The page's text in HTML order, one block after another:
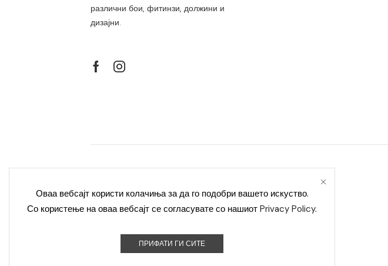
различни бои, фитинзи, должини и
дизајни.
Политика за колачиња
Контакт
Оваа вебсајт користи колачиња за да го подобри вашето искуство.
Со користење на оваа вебсајт се согласувате со нашиот Privacy Policy.
ПРИФАТИ ГИ СИТЕ